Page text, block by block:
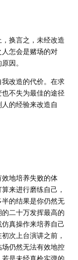
换言之，未经改造
怎会是赌场的对
因。
改造的代价。在求
不失为最佳的途径
的经验来改造自
地培养失败的体
来进行磨练自己，
的结果是你仍然无
二十万发挥最高的
真操作来培养自己
次上台演讲之前，
仍然无法有效地控